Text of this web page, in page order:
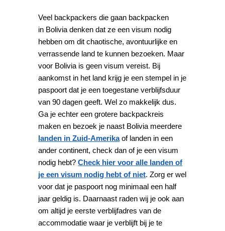
Veel backpackers die gaan backpacken
in Bolivia denken dat ze een visum nodig
hebben om dit chaotische, avontuurlijke en
verrassende land te kunnen bezoeken. Maar
voor Bolivia is geen visum vereist. Bij
aankomst in het land krijg je een stempel in je
paspoort dat je een toegestane verblijfsduur
van 90 dagen geeft. Wel zo makkelijk dus.
Ga je echter een grotere backpackreis
maken en bezoek je naast Bolivia meerdere
landen in Zuid-Amerikaof landen in een
ander continent, check dan of je een visum
nodig hebt?Check hier voor alle landen of
je een visum nodig hebt of niet. Zorg er wel
voor dat je paspoort nog minimaal een half
jaar geldig is. Daarnaast raden wij je ook aan
om altijd je eerste verblijfadres van de
accommodatie waar je verblijft bij je te